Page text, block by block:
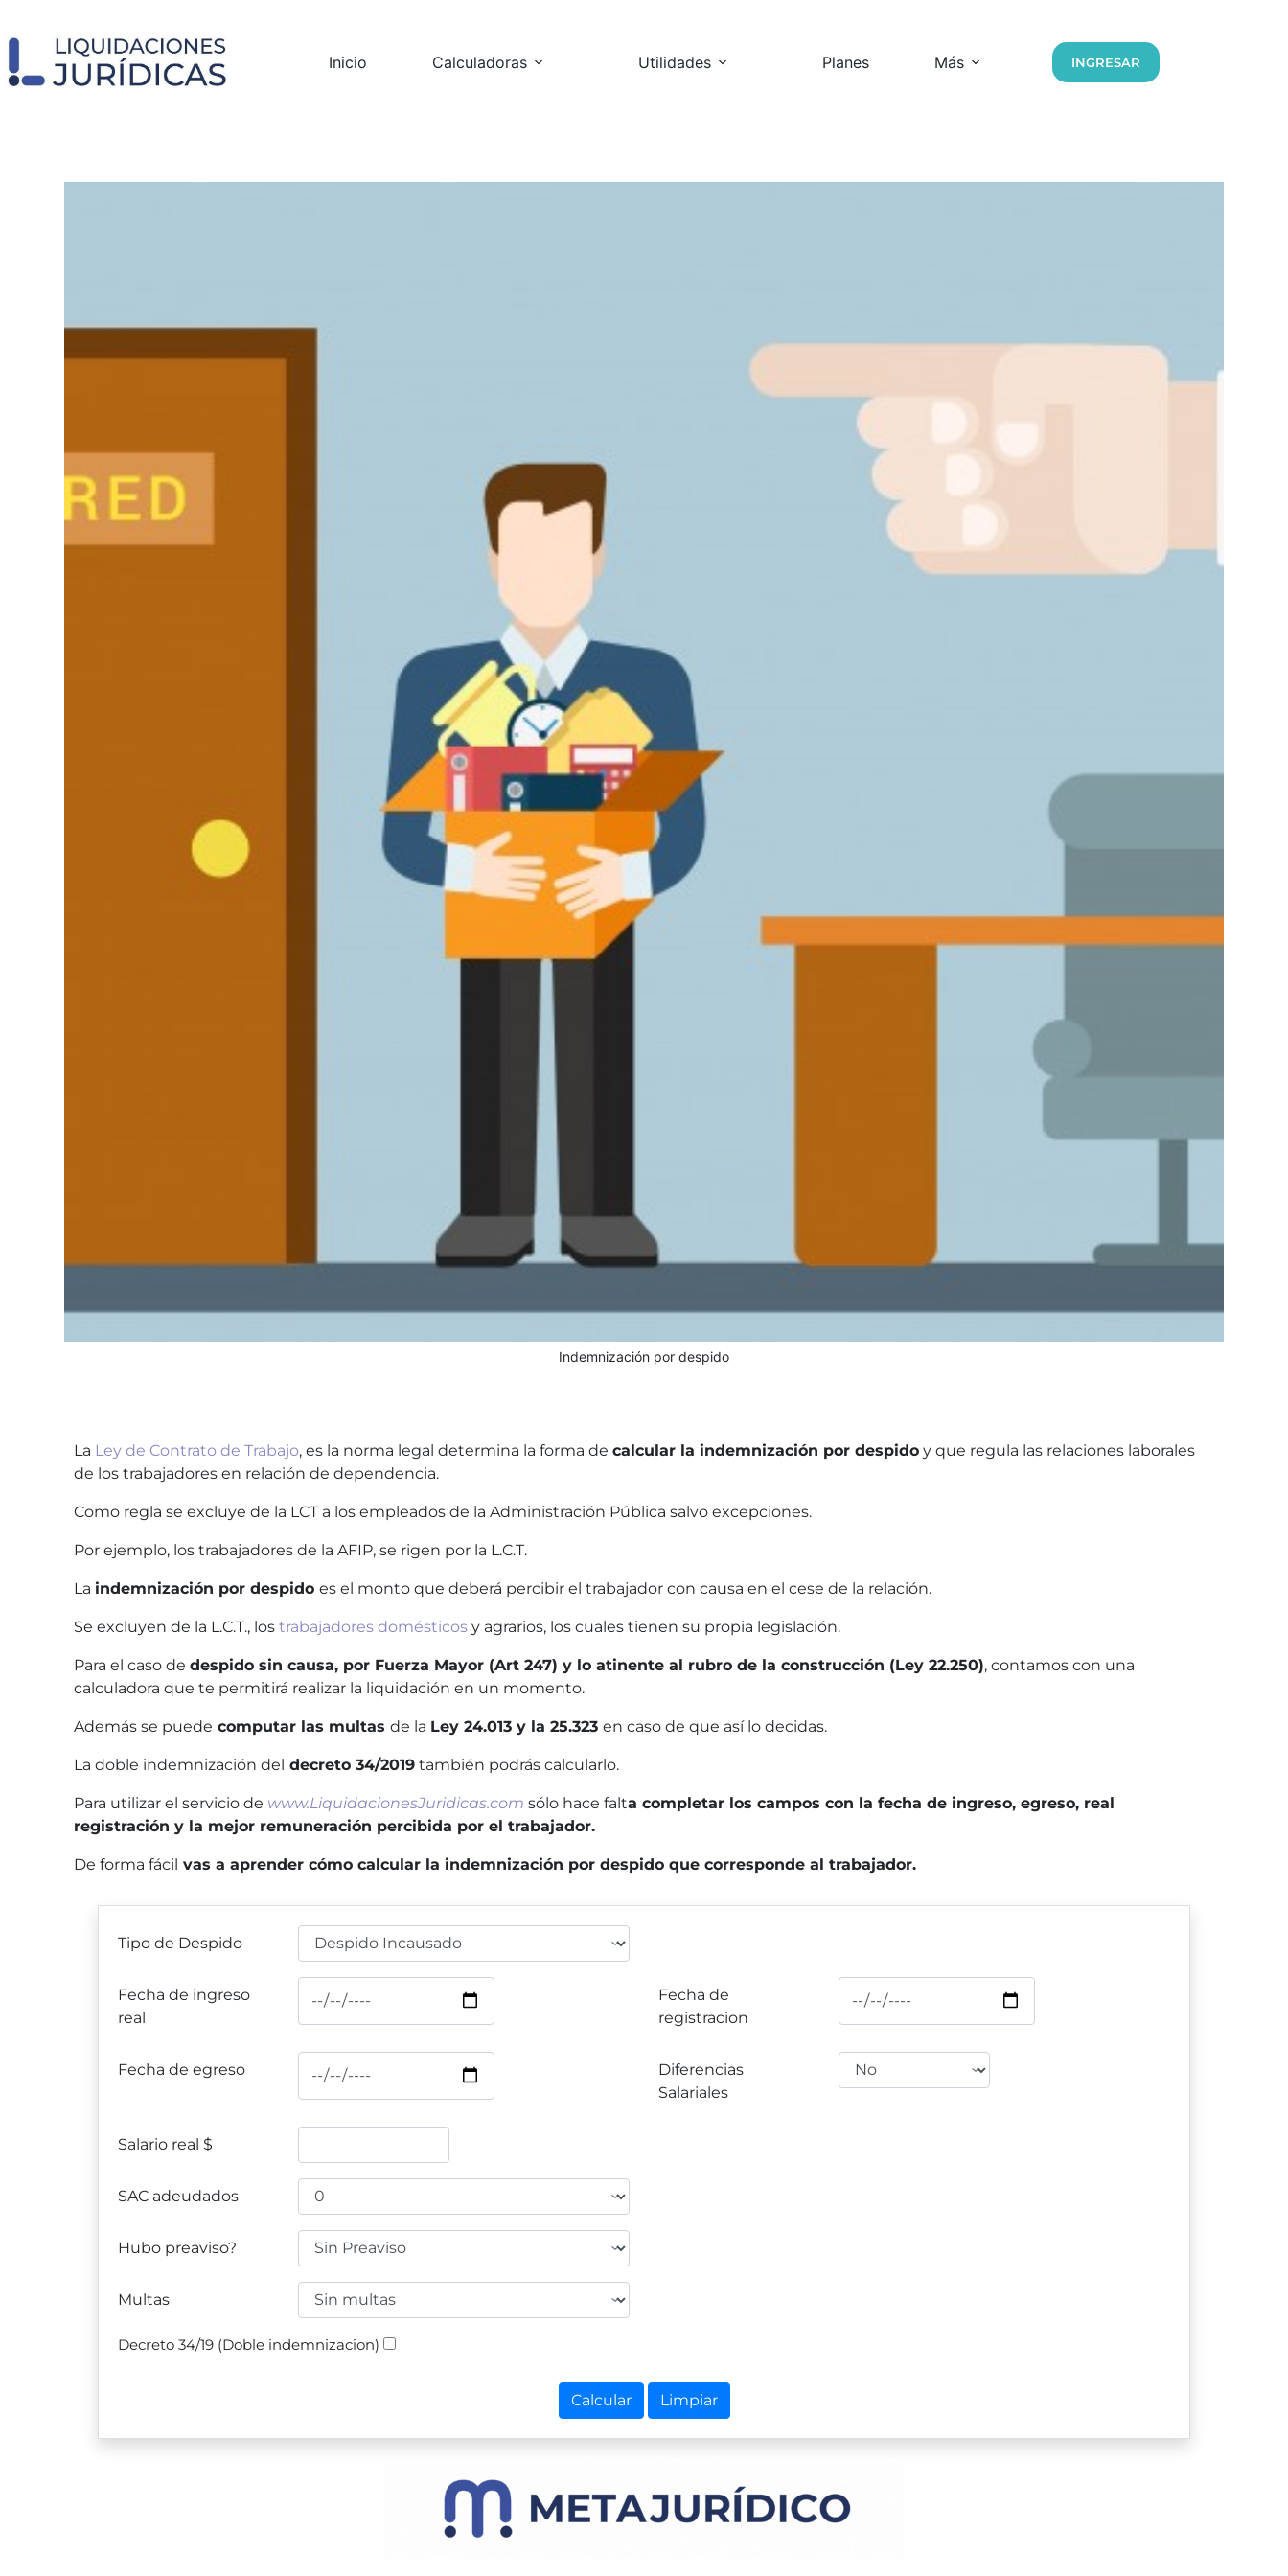
Inicio Calculadoras Utilidades Planes Más INGRESAR
Indemnización por despido
La Ley de Contrato de Trabajo, es la norma legal determina la forma decalcular la indemnización por despido y que regula las relaciones laborales
de los trabajadores en relación de dependencia.
Como regla se excluye de la LCT a los empleados de la Administración Pública salvo excepciones.
Por ejemplo, los trabajadores de la AFIP, se rigen por la L.C.T.
La indemnización por despidoes el monto que deberá percibir el trabajador con causa en el cese de la relación.
Se excluyen de la L.C.T., lostrabajadores domésticos y agrarios, los cuales tienen su propia legislación.
Para el caso dedespido sin causa, por Fuerza Mayor (Art 247) y lo atinente al rubro de la construcción (Ley 22.250), contamos con una
calculadora que te permitirá realizar la liquidación en un momento.
Además se puede computar las multasde la Ley 24.013 y la 25.323en caso de que así lo decidas.
La doble indemnización del decreto 34/2019 también podrás calcularlo.
Para utilizar el servicio de www.LiquidacionesJuridicas.com sólo hace falta completar los campos con la fecha de ingreso, egreso, real
registración y la mejor remuneración percibida por el trabajador.
De forma fácil vas a aprender cómo calcular la indemnización por despido que corresponde al trabajador.
Tipo de Despido
Fecha de ingreso
real
Fecha de
registracion
Fecha de egreso
Diferencias
Salariales
Salario real $
SAC adeudados
Hubo preaviso?
Multas
Decreto 34/19 (Doble indemnizacion)
Calcular Limpiar